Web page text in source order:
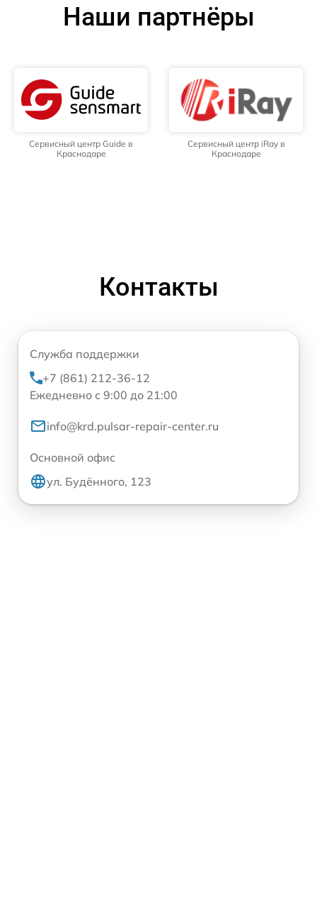
Наши партнёры
Сервисный центр Guide в
Краснодаре
Сервисный центр iRay в
Краснодаре
Контакты
Служба поддержки
+7 (861) 212-36-12
Ежедневно с 9:00 до 21:00
info@krd.pulsar-repair-center.ru
Основной офис
ул. Будённого, 123